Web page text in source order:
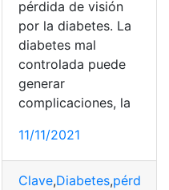
pérdida de visión
por la diabetes. La
diabetes mal
controlada puede
generar
complicaciones, la
11/11/2021
Clave,Diabetes,pérdida